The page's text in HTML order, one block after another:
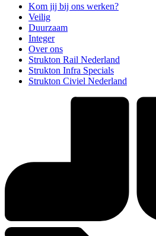
Kom jij bij ons werken?
Veilig
Duurzaam
Integer
Over ons
Strukton Rail Nederland
Strukton Infra Specials
Strukton Civiel Nederland